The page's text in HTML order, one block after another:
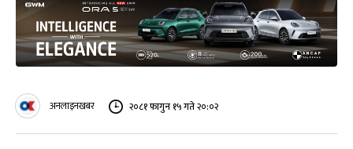
अनलाइनखबर २०८१ फागुन १५ गते २०:०२